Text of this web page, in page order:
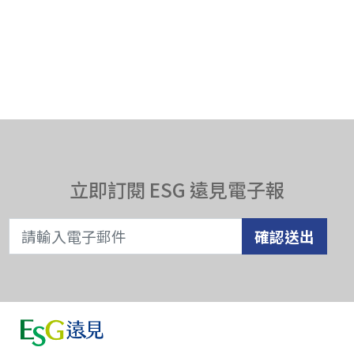
立即訂閱 ESG 遠見電子報
確認送出